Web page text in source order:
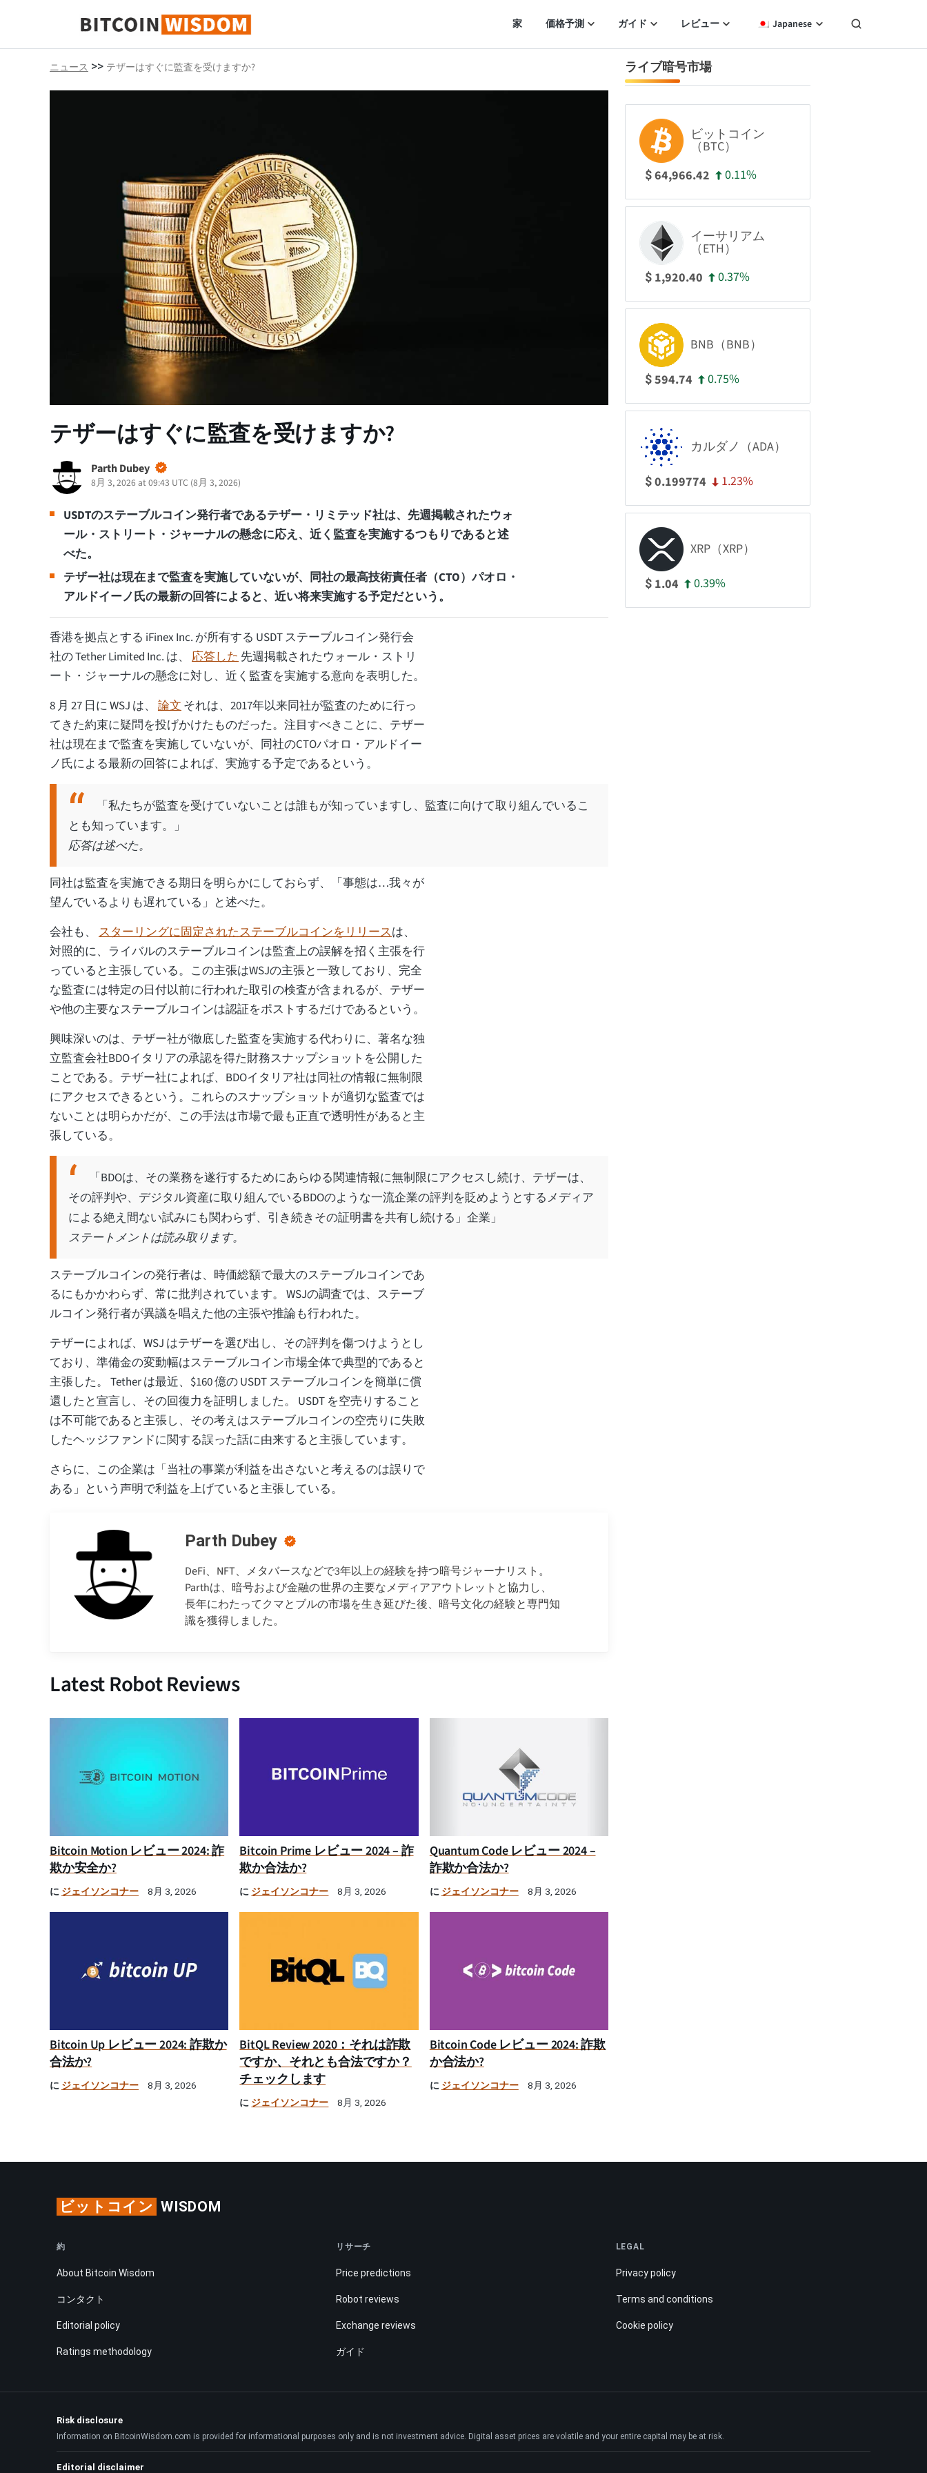
ビットコインの知恵
家 価格予測 ガイド レビュー Japanese
ニュース >> テザーはすぐに監査を受けますか?
テザーはすぐに監査を受けますか?
Parth Dubey
8月 3, 2026 at 09:43 UTC (8月 3, 2026)
USDTのステーブルコイン発行者であるテザー・リミテッド社は、先週掲載されたウォ
ール・ストリート・ジャーナルの懸念に応え、近く監査を実施するつもりであると述
べた。
テザー社は現在まで監査を実施していないが、同社の最高技術責任者（CTO）パオロ・
アルドイーノ氏の最新の回答によると、近い将来実施する予定だという。
香港を拠点とする iFinex Inc. が所有する USDT ステーブルコイン発行会
社の Tether Limited Inc. は、 応答した 先週掲載されたウォール・ストリ
ート・ジャーナルの懸念に対し、近く監査を実施する意向を表明した。
8 月 27 日に WSJ は、 論文 それは、2017年以来同社が監査のために行っ
てきた約束に疑問を投げかけたものだった。注目すべきことに、テザー
社は現在まで監査を実施していないが、同社のCTOパオロ・アルドイー
ノ氏による最新の回答によれば、実施する予定であるという。
「私たちが監査を受けていないことは誰もが知っていますし、監査に向けて取り組んでいるこ
とも知っています。」
応答は述べた。
同社は監査を実施できる期日を明らかにしておらず、「事態は…我々が
望んでいるよりも遅れている」と述べた。
会社も、 スターリングに固定されたステーブルコインをリリースは、
対照的に、ライバルのステーブルコインは監査上の誤解を招く主張を行
っていると主張している。この主張はWSJの主張と一致しており、完全
な監査には特定の日付以前に行われた取引の検査が含まれるが、テザー
や他の主要なステーブルコインは認証をポストするだけであるという。
興味深いのは、テザー社が徹底した監査を実施する代わりに、著名な独
立監査会社BDOイタリアの承認を得た財務スナップショットを公開した
ことである。テザー社によれば、BDOイタリア社は同社の情報に無制限
にアクセスできるという。これらのスナップショットが適切な監査では
ないことは明らかだが、この手法は市場で最も正直で透明性があると主
張している。
「BDOは、その業務を遂行するためにあらゆる関連情報に無制限にアクセスし続け、テザーは、
その評判や、デジタル資産に取り組んでいるBDOのような一流企業の評判を貶めようとするメディア
による絶え間ない試みにも関わらず、引き続きその証明書を共有し続ける」企業」
ステートメントは読み取ります。
ステーブルコインの発行者は、時価総額で最大のステーブルコインであ
るにもかかわらず、常に批判されています。 WSJの調査では、ステーブ
ルコイン発行者が異議を唱えた他の主張や推論も行われた。
テザーによれば、WSJ はテザーを選び出し、その評判を傷つけようとし
ており、準備金の変動幅はステーブルコイン市場全体で典型的であると
主張した。 Tether は最近、$160 億の USDT ステーブルコインを簡単に償
還したと宣言し、その回復力を証明しました。 USDT を空売りすること
は不可能であると主張し、その考えはステーブルコインの空売りに失敗
したヘッジファンドに関する誤った話に由来すると主張しています。
さらに、この企業は「当社の事業が利益を出さないと考えるのは誤りで
ある」という声明で利益を上げていると主張している。
Parth Dubey
DeFi、NFT、メタバースなどで3年以上の経験を持つ暗号ジャーナリスト。
Parthは、暗号および金融の世界の主要なメディアアウトレットと協力し、
長年にわたってクマとブルの市場を生き延びた後、暗号文化の経験と専門知
識を獲得しました。
Latest Robot Reviews
Bitcoin Motion レビュー 2024: 詐
欺か安全か?
に ジェイソンコナー 8月 3, 2026
Bitcoin Prime レビュー 2024 – 詐
欺か合法か?
に ジェイソンコナー 8月 3, 2026
Quantum Code レビュー 2024 –
詐欺か合法か?
に ジェイソンコナー 8月 3, 2026
Bitcoin Up レビュー 2024: 詐欺か
合法か?
に ジェイソンコナー 8月 3, 2026
BitQL Review 2020：それは詐欺
ですか、それとも合法ですか？
チェックします
に ジェイソンコナー 8月 3, 2026
Bitcoin Code レビュー 2024: 詐欺
か合法か?
に ジェイソンコナー 8月 3, 2026
ライブ暗号市場
ビットコイン
（BTC）
$64,966.42 0.11%
イーサリアム
（ETH）
$ 1,920.40 0.37%
BNB（BNB）
$594.74 0.75%
カルダノ（ADA）
$0.199774 1.23%
XRP（XRP）
$ 1.04 0.39%
ビットコイン WISDOM
約
About Bitcoin Wisdom
コンタクト
Editorial policy
Ratings methodology
リサーチ
Price predictions
Robot reviews
Exchange reviews
ガイド
LEGAL
Privacy policy
Terms and conditions
Cookie policy
Risk disclosure
Information on BitcoinWisdom.com is provided for informational purposes only and is not investment advice. Digital asset prices are volatile and your entire capital may be at risk.
Editorial disclaimer